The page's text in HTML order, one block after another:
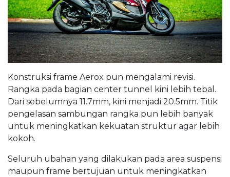
Konstruksi frame Aerox pun mengalami revisi.
Rangka pada bagian center tunnel kini lebih tebal.
Dari sebelumnya 11.7mm, kini menjadi 20.5mm. Titik
pengelasan sambungan rangka pun lebih banyak
untuk meningkatkan kekuatan struktur agar lebih
kokoh.
Seluruh ubahan yang dilakukan pada area suspensi
maupun frame bertujuan untuk meningkatkan